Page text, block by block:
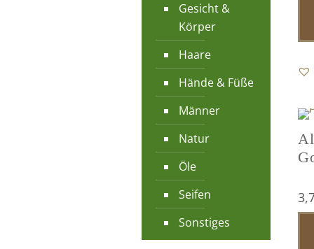
Gesicht &
Körper
Haare
Hände & Füße
Männer
Natur
Öle
Seifen
Sonstiges